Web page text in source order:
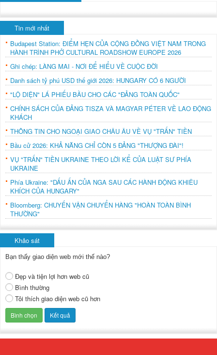
Tin mới nhất
Budapest Station: ĐIỂM HẸN CỦA CỘNG ĐỒNG VIỆT NAM TRONG
HÀNH TRÌNH PHỞ CULTURAL ROADSHOW EUROPE 2026
Ghi chép: LÀNG MAI - NƠI ĐỂ HIỂU VỀ CUỘC ĐỜI
Danh sách tỷ phú USD thế giới 2026: HUNGARY CÓ 6 NGƯỜI
"LỘ DIỆN" LÁ PHIẾU BẦU CHO CÁC "ĐẢNG TOÀN QUỐC"
CHÍNH SÁCH CỦA ĐẢNG TISZA VÀ MAGYAR PÉTER VỀ LAO ĐỘNG
KHÁCH
THÔNG TIN CHO NGOẠI GIAO CHÂU ÂU VỀ VỤ "TRẤN" TIỀN
Bầu cử 2026: KHẢ NĂNG CHỈ CÒN 5 ĐẢNG "THƯỢNG ĐÀI"!
VỤ "TRẤN" TIỀN UKRAINE THEO LỜI KỂ CỦA LUẬT SƯ PHÍA
UKRAINE
Phía Ukraine: "DẤU ẤN CỦA NGA SAU CÁC HÀNH ĐỘNG KHIÊU
KHÍCH CỦA HUNGARY"
Bloomberg: CHUYẾN VẬN CHUYỂN HÀNG "HOÀN TOÀN BÌNH
THƯỜNG"
Khảo sát
Bạn thấy giao diện web mới thế nào?
Đẹp và tiện lợi hơn web cũ
Bình thường
Tôi thích giao diện web cũ hơn